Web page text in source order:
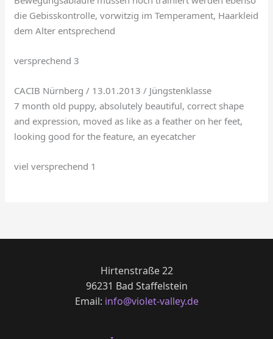
die Gebisskontrolle, vorwitzig im Temperament, Haarkleid
dem Alter entsprechend
versprechend 3
CACIB Nürnberg / 13.01.2013 / Jüngstenklasse
7 month old puppy, absolutely beautiful, correct shape
and expression, moved as like as a feather on her feet,
looking good for the feature, an eyecatcher
viel versprechend 1
Hirtenstraße 22
96231 Bad Staffelstein
Email: info@violet-valley.de